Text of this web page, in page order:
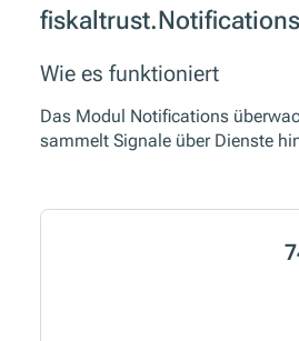
Wie es funktioniert
Das Modul Notifications
sammelt Signale über Dienste